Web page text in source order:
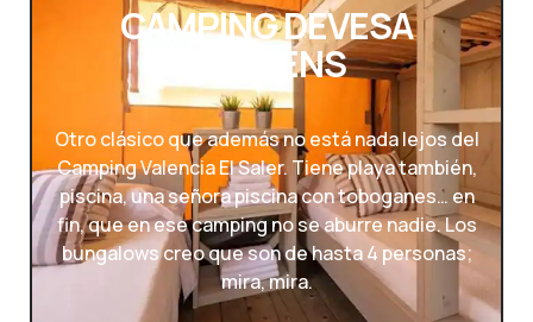
CAMPING DEVESA
GARDENS
Otro clásico que además no está nada lejos del
Camping Valencia El Saler. Tiene playa también,
piscina, una señora piscina con toboganes… en
fin, que en ese camping no se aburre nadie. Los
bungalows creo que son de hasta 4 personas;
mira, mira.